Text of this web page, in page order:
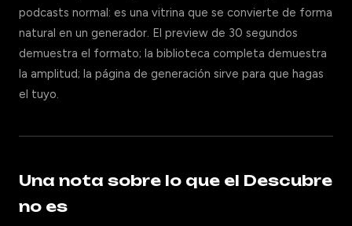
podcasts normal: es una vitrina que se convierte de forma
natural en un generador. El preview de 30 segundos
demuestra el formato; la biblioteca completa demuestra
la amplitud; la página de generación sirve para que hagas
el tuyo.
Una nota sobre lo que el Descubre
no es